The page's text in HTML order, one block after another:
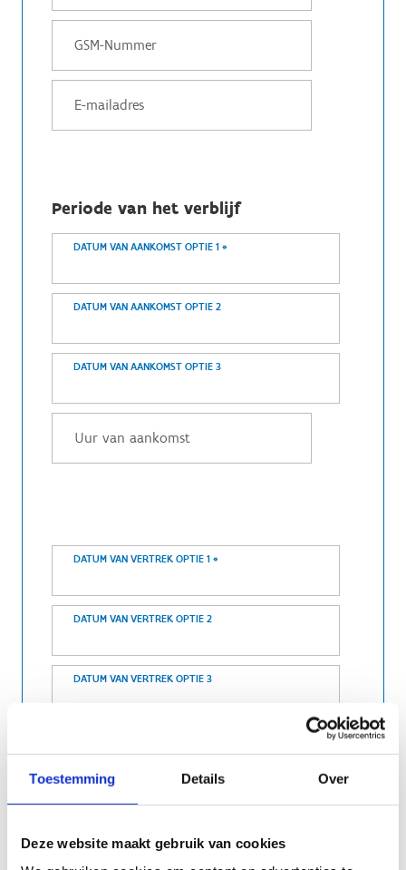
Toestemming Details Over
Deze website maakt gebruik van cookies
Periode van het verblijf
DATUM VAN AANKOMST OPTIE 1 *
DATUM VAN AANKOMST OPTIE 2
DATUM VAN AANKOMST OPTIE 3
DATUM VAN VERTREK OPTIE 1 *
DATUM VAN VERTREK OPTIE 2
DATUM VAN VERTREK OPTIE 3
Gegevens verblijvers